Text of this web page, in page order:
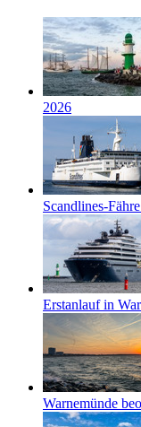
2026
Scandlines-
Erstanlauf in
Warnemünde